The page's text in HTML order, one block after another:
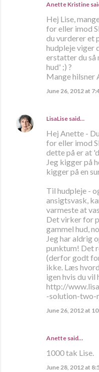
Anette Kristine
Hej Lise,
for eller imod
du vurderer et
hudpleje viger
erstatter du så
hud' ;) ?
Mange hilsner
June 26, 2012 at
LisaLise said…
Hej Anette -
for eller imod
dette på er at
Jeg kigger på
kigger på en
Til hudpleje -
ansigtsvask,
varmeste at
Det virker for
gammel hud,
Jeg har aldrig
punktum! Det
(derfor godt
ikke. Læs
igen hvis du vil
http://
-solution-two-
June 26, 2012 at
Anette said…
1000 tak Lise.
June 28, 2012 at